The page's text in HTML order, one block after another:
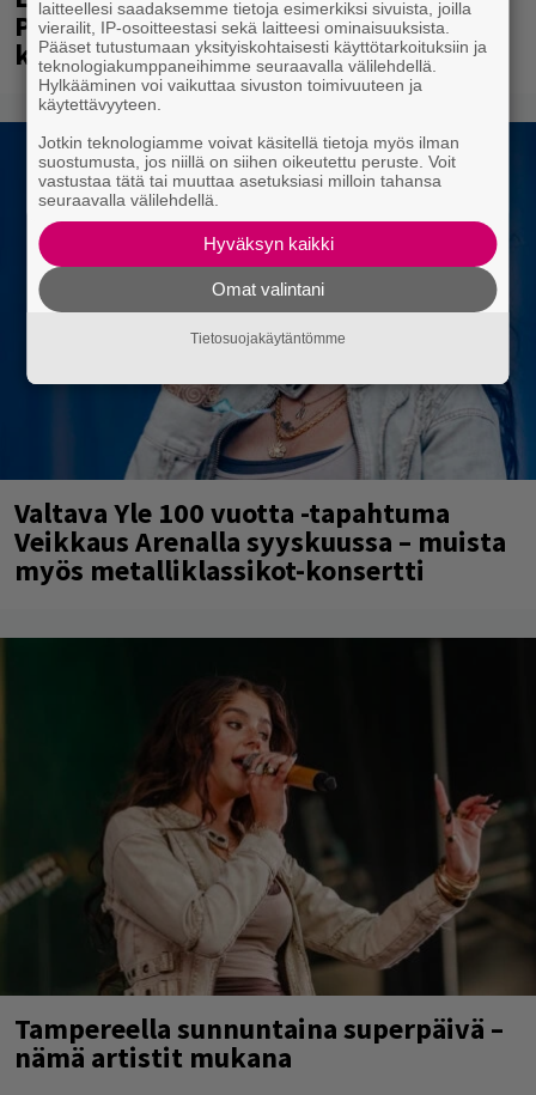
Paavo Arhinmäki jälleen spraypullo
kädessä – näitä puolueita ei kiinnosta
Valtava Yle 100 vuotta -tapahtuma
Veikkaus Arenalla syyskuussa – muista
myös metalliklassikot-konsertti
Tampereella sunnuntaina superpäivä –
nämä artistit mukana
laitteellesi saadaksemme tietoja esimerkiksi sivuista, joilla
vierailit, IP-osoitteestasi sekä laitteesi ominaisuuksista.
Pääset tutustumaan yksityiskohtaisesti käyttötarkoituksiin ja
teknologiakumppaneihimme seuraavalla välilehdellä.
Hylkääminen voi vaikuttaa sivuston toimivuuteen ja
käytettävyyteen.
Jotkin teknologiamme voivat käsitellä tietoja myös ilman
suostumusta, jos niillä on siihen oikeutettu peruste. Voit
vastustaa tätä tai muuttaa asetuksiasi milloin tahansa
seuraavalla välilehdellä.
Hyväksyn kaikki
Omat valintani
Tietosuojakäytäntömme